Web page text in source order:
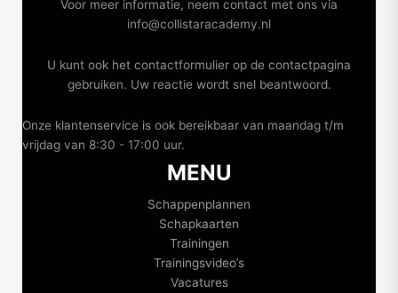
Voor meer informatie, neem contact met ons via
info@collistaracademy.nl
U kunt ook het contactformulier op de contactpagina
gebruiken. Uw reactie wordt snel beantwoord.
Onze klantenservice is ook bereikbaar van maandag t/m
vrijdag van 8:30 - 17:00 uur.
MENU
Schappenplannen
Schapkaarten
Trainingen
Trainingsvideo’s
Vacatures